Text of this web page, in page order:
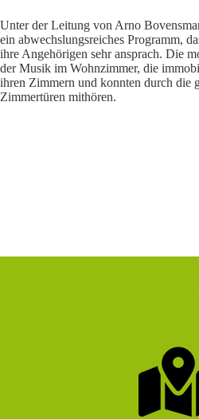
Unter der Leitung von Arno
ein abwechslungsreiches Programm,
ihre Angehörigen sehr ansprach. Die
der Musik im Wohnzimmer, die
ihren Zimmern und konnten durch die
Zimmertüren mithören.